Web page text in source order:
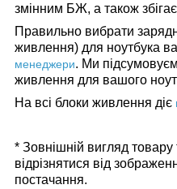
змінним БЖ, а також
Правильно вибрати
живлення) для ноутбука
менеджери. Ми
живлення для вашого
На всі блоки живлення діє
* Зовнішній вигляд
відрізнятися від
постачання.